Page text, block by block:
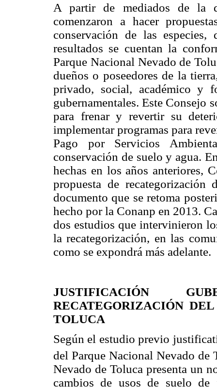
A partir de mediados de la
comenzaron a hacer
conservación de las
resultados se cuentan la
Parque Nacional Nevado de
dueños o poseedores de la
privado, social, académico y
gubernamentales. Este Consejo
para frenar y revertir su
implementar programas para
Pago por Servicios
conservación de suelo y agua.
hechas en los años anteriores,
propuesta de
documento que se retoma
hecho por la Conanp en 2013.
dos estudios que intervinieron
la recategorización, en las
como se expondrá más adelante.
JUSTIFICACIÓN
RECATEGORIZACIÓN
TOLUCA
Según el estudio previo
del Parque Nacional Nevado de
Nevado de Toluca presenta un
cambios de usos de suelo